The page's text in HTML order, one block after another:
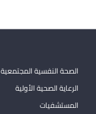
الصحة النفسية المجتمعية
الرعاية الصحية الأولية
المستشفيات